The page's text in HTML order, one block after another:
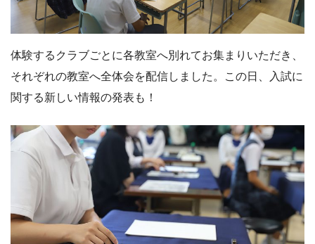
体験するクラブごとに各教室へ別れてお集まりいただき、
それぞれの教室へ全体会を配信しました。この日、入試に
関する新しい情報の発表も！